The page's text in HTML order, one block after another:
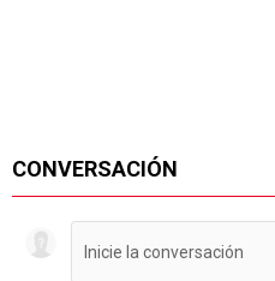
CONVERSACIÓN